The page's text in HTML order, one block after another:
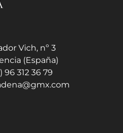
Vich, nº 3
(España)
96 312 36 79